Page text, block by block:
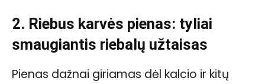
2. Riebus karvės pienas: tyliai
smaugiantis riebalų užtaisas
Pienas dažnai giriamas dėl kalcio ir kitų